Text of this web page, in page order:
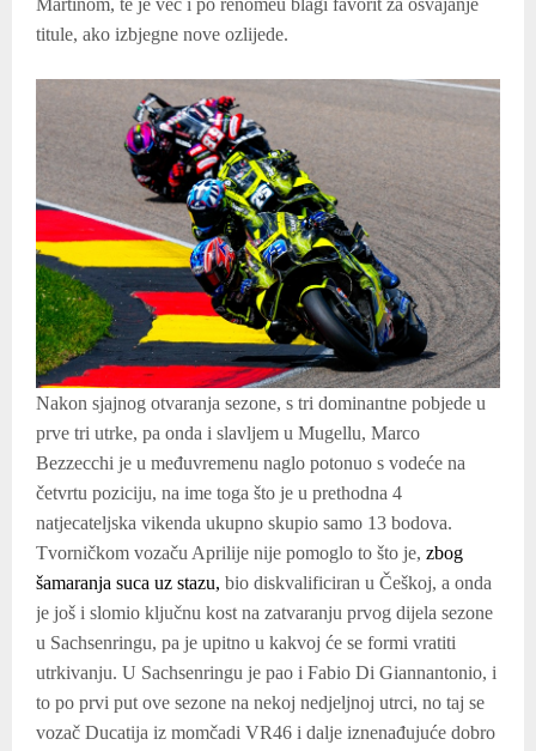
titule, ako izbjegne nove ozlijede.
Nakon sjajnog otvaranja sezone, s tri dominantne pobjede u
prve tri utrke, pa onda i slavljem u Mugellu, Marco
Bezzecchi je u međuvremenu naglo potonuo s vodeće na
četvrtu poziciju, na ime toga što je u prethodna 4
natjecateljska vikenda ukupno skupio samo 13 bodova.
Tvorničkom vozaču Aprilije nije pomoglo to što je, zbog
šamaranja suca uz stazu, bio diskvalificiran u Češkoj, a onda
je još i slomio ključnu kost na zatvaranju prvog dijela sezone
u Sachsenringu, pa je upitno u kakvoj će se formi vratiti
utrkivanju. U Sachsenringu je pao i Fabio Di Giannantonio, i
to po prvi put ove sezone na nekoj nedjeljnoj utrci, no taj se
vozač Ducatija iz momčadi VR46 i dalje iznenađujuće dobro